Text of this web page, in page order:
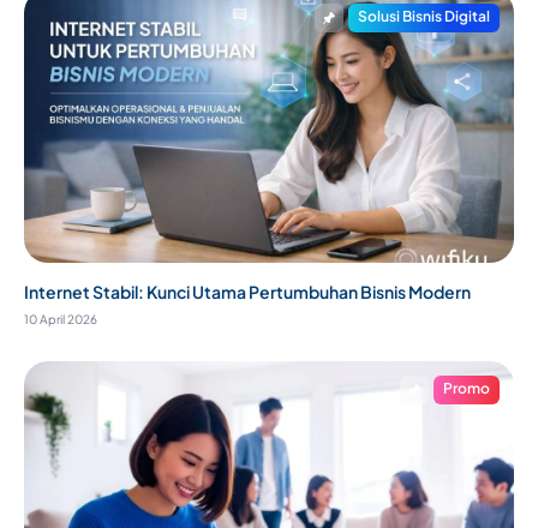
Solusi Bisnis Digital
Internet Stabil: Kunci Utama Pertumbuhan Bisnis Modern
10 April 2026
Promo